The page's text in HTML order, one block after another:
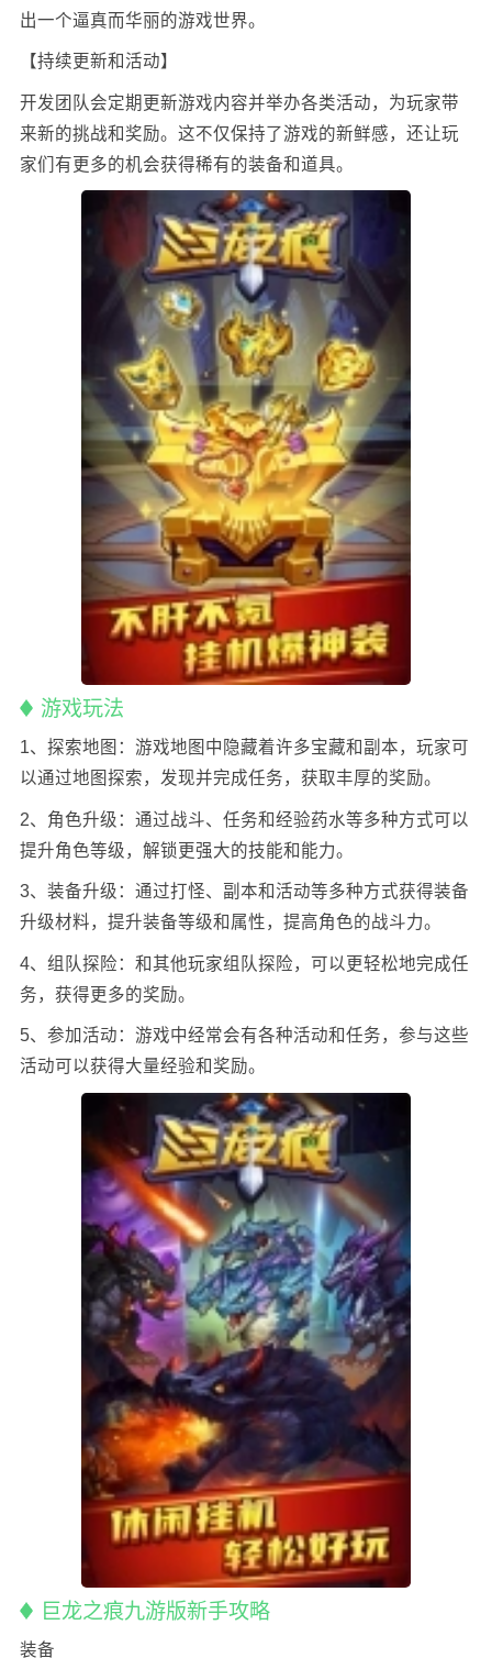
出一个逼真而华丽的游戏世界。
【持续更新和活动】
开发团队会定期更新游戏内容并举办各类活动，为玩家带
来新的挑战和奖励。这不仅保持了游戏的新鲜感，还让玩
家们有更多的机会获得稀有的装备和道具。
游戏玩法
1、探索地图： 游戏地图中隐藏着许多宝藏和副本，玩家可
以通过地图探索，发现并完成任务，获取丰厚的奖励。
2、角色升级： 通过战斗、任务和经验药水等多种方式可以
提升角色等级，解锁更强大的技能和能力。
3、装备升级： 通过打怪、副本和活动等多种方式获得装备
升级材料，提升装备等级和属性，提高角色的战斗力。
4、组队探险： 和其他玩家组队探险，可以更轻松地完成任
务，获得更多的奖励。
5、参加活动： 游戏中经常会有各种活动和任务，参与这些
活动可以获得大量经验和奖励。
巨龙之痕九游版新手攻略
装备